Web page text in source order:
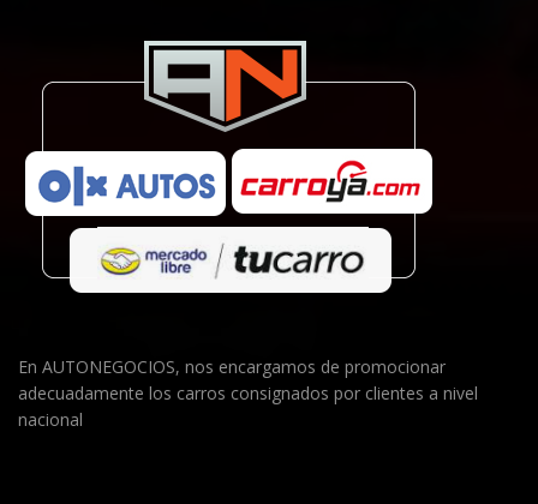
En AUTONEGOCIOS, nos encargamos de promocionar
adecuadamente los carros consignados por clientes a nivel
nacional